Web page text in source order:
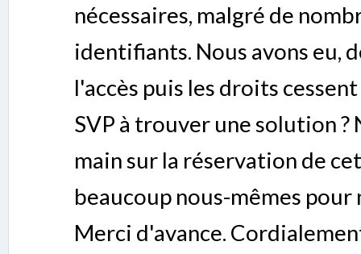
nécessaires, malgré de
identifiants. Nous avons eu,
l'accès puis les droits
SVP à trouver une solution
main sur la réservation de
beaucoup nous-mêmes pour
Merci d'avance.